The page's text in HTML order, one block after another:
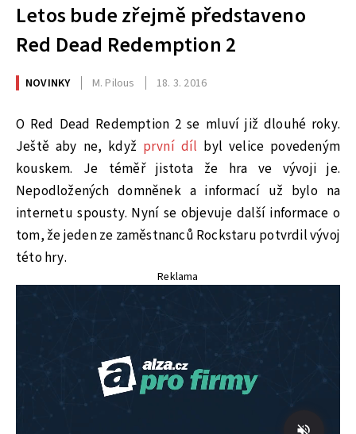
Letos bude zřejmě představeno
Red Dead Redemption 2
NOVINKY M. Pilous 18. 3. 2016
O Red Dead Redemption 2 se mluví již dlouhé roky.
Ještě aby ne, když první díl byl velice povedeným
kouskem. Je téměř jistota že hra ve vývoji je.
Nepodložených domněnek a informací už bylo na
internetu spousty. Nyní se objevuje další informace o
tom, že jeden ze zaměstnanců Rockstaru potvrdil vývoj
této hry.
Reklama